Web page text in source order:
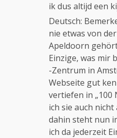
ik dus altijd een
Deutsch:
nie etwas von
Apeldoorn
Einzige, was mir
-Zentrum in
Webseite gut
vertiefen in „100
ich sie auch
dahin steht nun
ich da jederzeit